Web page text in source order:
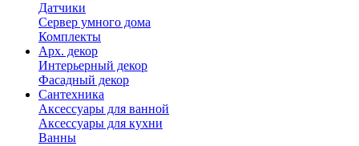
Датчики
Сервер умного дома
Комплекты
Арх. декор
Интерьерный декор
Фасадный декор
Сантехника
Аксессуары для ванной
Аксессуары для кухни
Ванны